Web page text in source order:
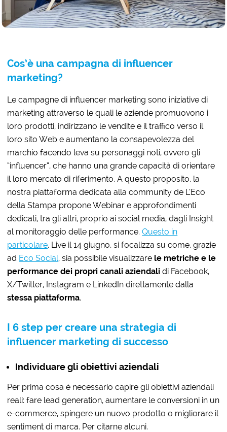
Cos’è una campagna di influencer
marketing?
Le campagne di influencer marketing sono iniziative di
marketing attraverso le quali le aziende promuovono i
loro prodotti, indirizzano le vendite e il traffico verso il
loro sito Web e aumentano la consapevolezza del
marchio facendo leva su personaggi noti, ovvero gli
“influencer”, che hanno una grande capacità di orientare
il loro mercato di riferimento. A questo proposito, la
nostra piattaforma dedicata alla community de L’Eco
della Stampa propone Webinar e approfondimenti
dedicati, tra gli altri, proprio ai social media, dagli Insight
al monitoraggio delle performance.Questo in
particolare, Live il 14 giugno, si focalizza su come, grazie
ad Eco Social, sia possibile visualizzare le metriche e le
performance dei propri canali aziendali di Facebook,
X/Twitter, Instagram e LinkedIn direttamente dalla
stessa piattaforma.
I 6 step per creare una strategia di
influencer marketing di successo
Individuare gli obiettivi aziendali
Per prima cosa è necessario capire gli obiettivi aziendali
reali: fare lead generation, aumentare le conversioni in un
e-commerce, spingere un nuovo prodotto o migliorare il
sentiment di marca. Per citarne alcuni.